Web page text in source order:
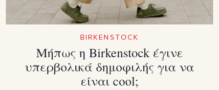
BIRKENSTOCK
Μήπως η Birkenstock έγινε
υπερβολικά δημοφιλής για να
είναι cool;